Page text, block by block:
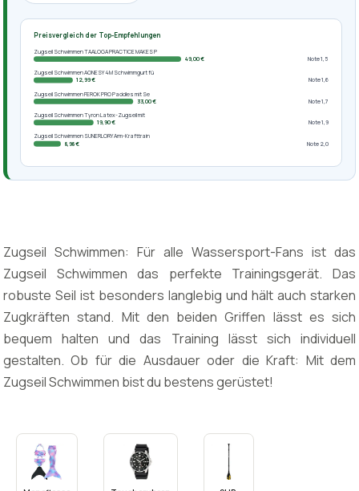
Preisvergleich der Top-Empfehlungen
Zugseil Schwimmen TAALOGA PRACTICE MAKES P
49,00 €
Note 1,5
Zugseil Schwimmen AONESY 4M Schwimmgurt fü
12,99 €
Note 1,6
Zugseil Schwimmen FEROK PRO Paddles mit Se
33,00 €
Note 1,7
Zugseil Schwimmen Tyron Latex-Zugseil mit
19,90 €
Note 1,9
Zugseil Schwimmen SUNERLORY Arm-Krafttrain
8,98 €
Note 2,0
Zugseil Schwimmen: Für alle Wassersport-Fans ist das
Zugseil Schwimmen das perfekte Trainingsgerät. Das
robuste Seil ist besonders langlebig und hält auch starken
Zugkräften stand. Mit den beiden Griffen lässt es sich
bequem halten und das Training lässt sich individuell
gestalten. Ob für die Ausdauer oder die Kraft: Mit dem
Zugseil Schwimmen bist du bestens gerüstet!